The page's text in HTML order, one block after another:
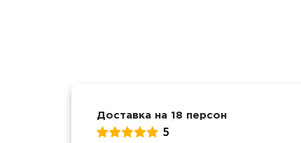
Доставка на 18 персон
5